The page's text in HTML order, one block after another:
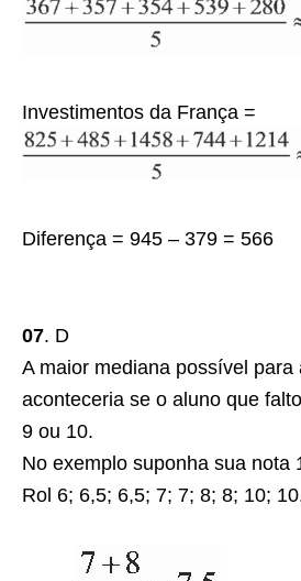
Investimentos da França =
Diferença = 945 – 379 = 566
07. D
A maior mediana possível para
aconteceria se o aluno que
9 ou 10.
No exemplo suponha sua nota
Rol 6; 6,5; 6,5; 7; 7; 8; 8; 10;